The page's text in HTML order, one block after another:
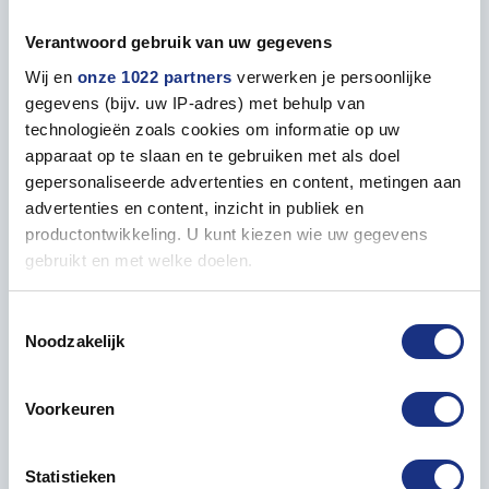
Verantwoord gebruik van uw gegevens
Wij en onze 1022 partners verwerken je persoonlijke
gegevens (bijv. uw IP-adres) met behulp van
technologieën zoals cookies om informatie op uw
apparaat op te slaan en te gebruiken met als doel
gepersonaliseerde advertenties en content, metingen aan
advertenties en content, inzicht in publiek en
productontwikkeling. U kunt kiezen wie uw gegevens
gebruikt en met welke doelen.
Informatie verzamelen over uw geografische locatie,
Uw apparaat identificeren door het actief te scannen
op specifieke eigenschappen (fingerprinting)
verwerkt en stel uw voorkeuren in het
detailgedeelte
in.
Noodzakelijk
Voorkeuren
Statistieken
Properties
GENERAL
Recommended age 8+
Model width in mm
Model height in mm